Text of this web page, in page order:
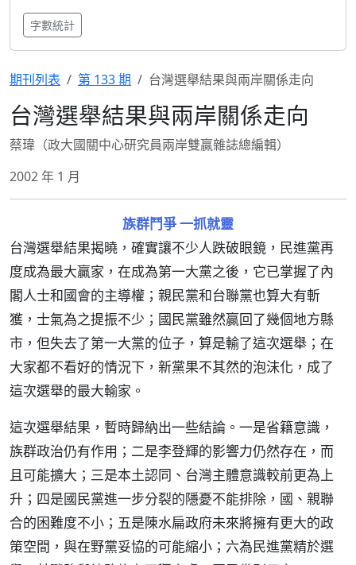
字數統計
期刊列表 第 133 期 台灣選舉結果與兩岸關係走向
台灣選舉結果與兩岸關係走向
蔡瑋（政大國關中心研究員兩岸雙贏雜誌總編輯）
2002 年 1 月
族群鬥爭 一抓就靈
台灣選舉結果揭曉，確實讓不少人跌破眼鏡，民進黨再
度成為最大贏家，在成為第一大黨之後，它已掌握了內
閣人士和國會的主導權；親民黨和台聯黨也算大有斬
獲，士氣為之提振不少；國民黨雖然贏回了幾個地方縣
市，但失去了第一大黨的位子，算是輸了這次選舉；在
大家都不看好的情況下，新黨果不其然的泡沫化，成了
這次選舉的最大輸家。
這次選舉結果，暫時歸納出一些結論。一是省籍意識，
族群政治仍有作用；二是李登輝的影響力仍然存在，而
且可能擴大；三是本土認同、台灣主體意識較前更為上
升；四是國民黨進一步分裂的隱憂不能排除，國、親聯
合的困難度不小；五是陳水扁政府未來將擁有更大的政
策空間，與在野黨妥協的可能縮小；六為民進黨精於選